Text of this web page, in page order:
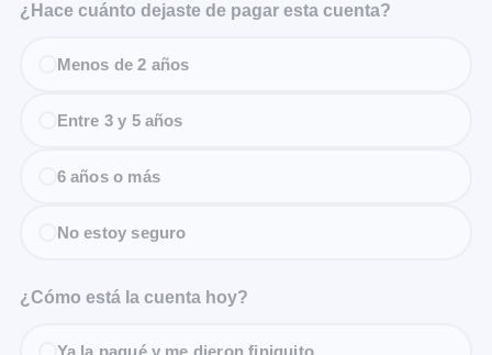
¿Hace cuánto dejaste de pagar esta cuenta?
Menos de 2 años
Entre 3 y 5 años
6 años o más
No estoy seguro
¿Cómo está la cuenta hoy?
Ya la pagué y me dieron finiquito